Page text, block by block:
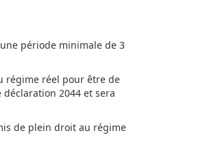
période minimale de 3
régime réel pour être de
2044 et sera
de plein droit au régime